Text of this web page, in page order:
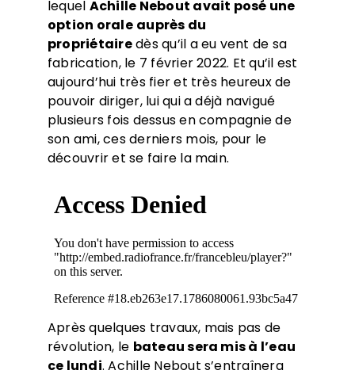
lequel Achille Nebout avait posé une
option orale auprès du
propriétairedès qu’il a eu vent de sa
fabrication, le 7 février 2022. Et qu’il est
aujourd’hui très fier et très heureux de
pouvoir diriger, lui qui a déjà navigué
plusieurs fois dessus en compagnie de
son ami, ces derniers mois, pour le
découvrir et se faire la main.
Après quelques travaux, mais pas de
révolution, le bateau sera mis à l’eau
ce lundi. Achille Nebout s’entraînera